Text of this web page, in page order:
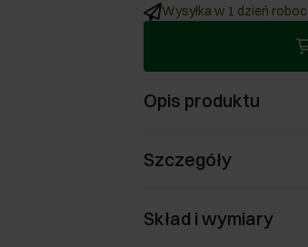
Wysyłka w 1 dzień
Opis produktu
Szczegóły
Skład i wymiary